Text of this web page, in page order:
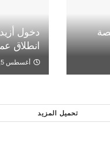
انطلاق
أغسطس 5, 2026
تحميل المزيد